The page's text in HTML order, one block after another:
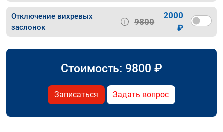
Отключение вихревых
заслонок
9800
2000
₽
Стоимость: 9800 ₽
Записаться Задать вопрос